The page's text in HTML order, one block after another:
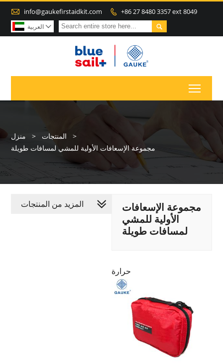
 info@gaukefirstaidkit.com  +86 27 8480 3357 ext 8049
 العربية 
منزل > المنتجات
>
مجموعة الإسعافات الأولية للمشي لمسافات طويلة
مجموعة الإسعافات
الأولية للمشي
لمسافات طويلة
حرارة
المزيد من المنتجات